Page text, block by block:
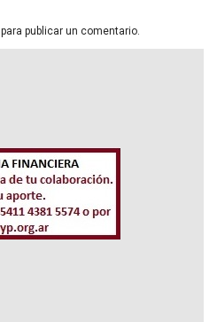
para publicar un comentario.